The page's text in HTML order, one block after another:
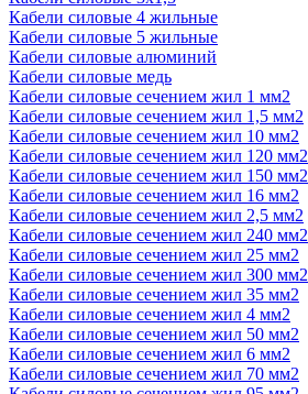
Кабели силовые 4 жильные
Кабели силовые 5 жильные
Кабели силовые алюминий
Кабели силовые медь
Кабели силовые сечением жил 1 мм2
Кабели силовые сечением жил 1,5 мм2
Кабели силовые сечением жил 10 мм2
Кабели силовые сечением жил 120 мм2
Кабели силовые сечением жил 150 мм2
Кабели силовые сечением жил 16 мм2
Кабели силовые сечением жил 2,5 мм2
Кабели силовые сечением жил 240 мм2
Кабели силовые сечением жил 25 мм2
Кабели силовые сечением жил 300 мм2
Кабели силовые сечением жил 35 мм2
Кабели силовые сечением жил 4 мм2
Кабели силовые сечением жил 50 мм2
Кабели силовые сечением жил 6 мм2
Кабели силовые сечением жил 70 мм2